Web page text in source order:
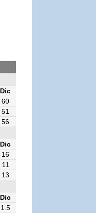
Dic
60
51
56
Dic
16
11
13
Dic
1.5